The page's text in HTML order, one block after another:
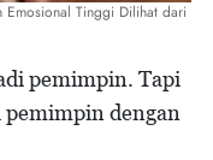
Emosional Tinggi Dilihat dari
pemimpin. Tapi
pemimpin dengan